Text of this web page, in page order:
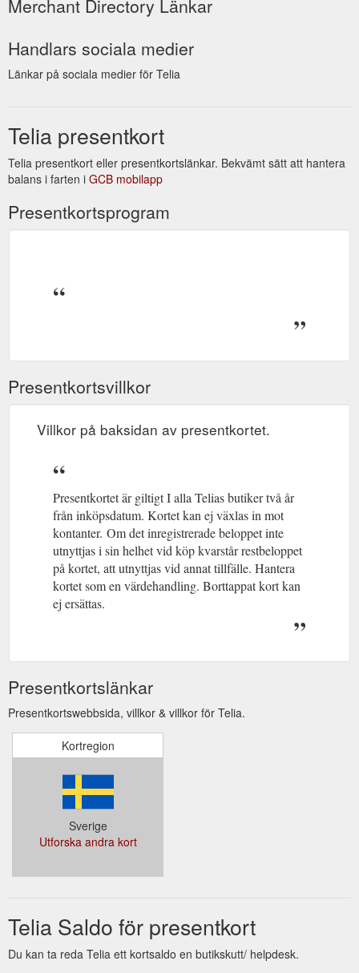
Merchant Directory Länkar
Handlars sociala medier
Länkar på sociala medier för Telia
Telia presentkort
Telia presentkort eller presentkortslänkar. Bekvämt sätt att hantera
balans i farten i GCB mobilapp
Presentkortsprogram
Presentkortsvillkor
Villkor på baksidan av presentkortet.
Presentkortet är giltigt I alla Telias butiker två år
från inköpsdatum. Kortet kan ej växlas in mot
kontanter. (gcb.today#27D2B).
Om det inregistrerade beloppet inte
utnyttjas i sin helhet vid köp kvarstår restbeloppet
på kortet, att utnyttjas vid annat tillfälle. Hantera
kortet som en värdehandling. Borttappat kort kan
ej ersättas.
Presentkortslänkar
Presentkortswebbsida, villkor & villkor för Telia.
Kortregion
Sverige
Utforska andra kort
Telia Saldo för presentkort
Du kan ta reda Telia ett kortsaldo en butikskutt/ helpdesk.